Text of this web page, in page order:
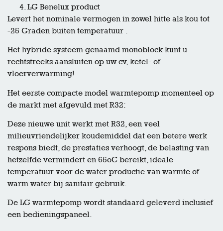
LG Benelux product
Levert het nominale vermogen in zowel hitte als kou tot
-25 Graden buiten temperatuur .
Het hybride systeem genaamd monoblock kunt u
rechtstreeks aansluiten op uw cv, ketel- of
vloerverwarming!
Het eerste compacte model warmtepomp momenteel op
de markt met afgevuld met R32:
Deze nieuwe unit werkt met R32, een veel
milieuvriendelijker koudemiddel dat een betere werk
respons biedt, de prestaties verhoogt, de belasting van
hetzelfde vermindert en 65oC bereikt, ideale
temperatuur voor de water productie van warmte of
warm water bij sanitair gebruik.
De LG warmtepomp wordt standaard geleverd inclusief
een bedieningspaneel.